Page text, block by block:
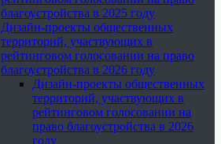
благоустройства в 2025 году
Дизайн-проекты общественных
территорий, участвующих в
рейтинговом голосовании на право
благоустройства в 2026 году
Дизайн-проекты общественных
территорий, участвующих в
рейтинговом голосовании на
право благоустройства в 2026
году